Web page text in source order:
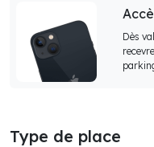
Dès
Type de place